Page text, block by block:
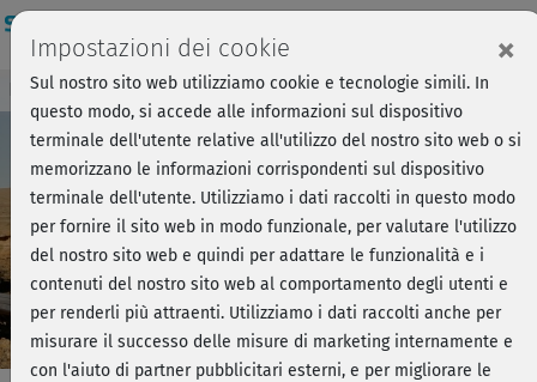
Play
Video
Breve anteprima - Forza, si parte! Accedi
Impostazioni dei cookie ×
Sul nostro sito web utilizziamo cookie e tecnologie simili. In
questo modo, si accede alle informazioni sul dispositivo
terminale dell'utente relative all'utilizzo del nostro sito web o si
memorizzano le informazioni corrispondenti sul dispositivo
terminale dell'utente. Utilizziamo i dati raccolti in questo modo
per fornire il sito web in modo funzionale, per valutare l'utilizzo
del nostro sito web e quindi per adattare le funzionalità e i
contenuti del nostro sito web al comportamento degli utenti e
per renderli più attraenti. Utilizziamo i dati raccolti anche per
misurare il successo delle misure di marketing internamente e
con l'aiuto di partner pubblicitari esterni, e per migliorare le